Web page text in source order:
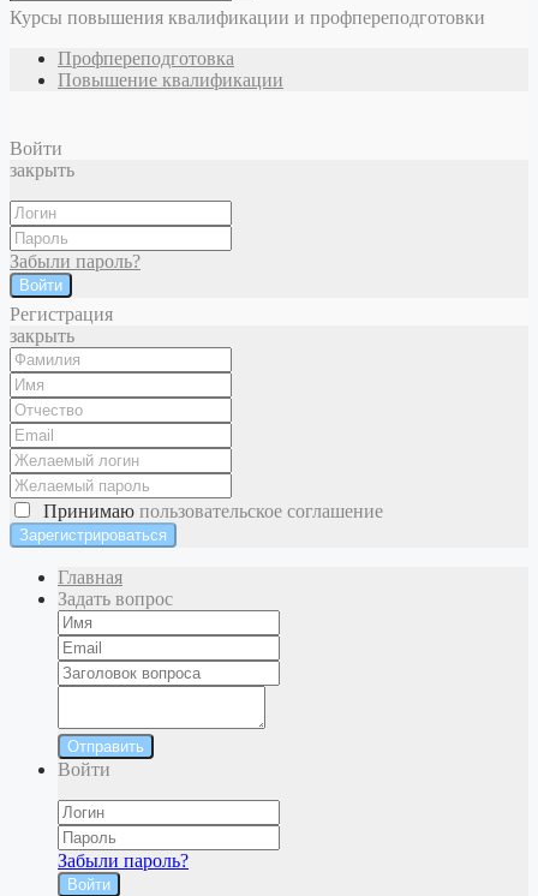
Курсы повышения квалификации и профпереподготовки
Профпереподготовка
Повышение квалификации
Войти
закрыть
Забыли пароль?
Войти
Регистрация
закрыть
Принимаю пользовательское соглашение
Главная
Задать вопрос
Отправить
Войти
Забыли пароль?
Войти